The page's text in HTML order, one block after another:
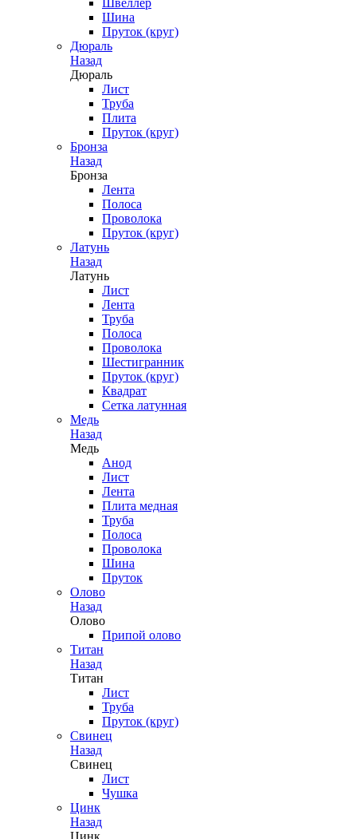
Швеллер
Шина
Пруток (круг)
Дюраль
Назад
Дюраль
Лист
Труба
Плита
Пруток (круг)
Бронза
Назад
Бронза
Лента
Полоса
Проволока
Пруток (круг)
Латунь
Назад
Латунь
Лист
Лента
Труба
Полоса
Проволока
Шестигранник
Пруток (круг)
Квадрат
Сетка латунная
Медь
Назад
Медь
Анод
Лист
Лента
Плита медная
Труба
Полоса
Проволока
Шина
Пруток
Олово
Назад
Олово
Припой олово
Титан
Назад
Титан
Лист
Труба
Пруток (круг)
Свинец
Назад
Свинец
Лист
Чушка
Цинк
Назад
Цинк